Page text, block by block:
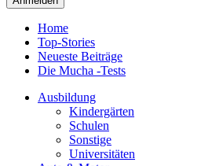
Home
Top-Stories
Neueste Beiträge
Die Mucha -Tests
Ausbildung
Kindergärten
Schulen
Sonstige
Universitäten